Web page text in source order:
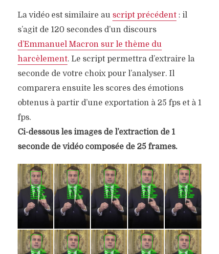
La vidéo est similaire au script précédent: il
s’agit de 120 secondes d’un discours
d’Emmanuel Macron sur le thème du
harcèlement. Le script permettra d’extraire la
seconde de votre choix pour l’analyser. Il
comparera ensuite les scores des émotions
obtenus à partir d’une exportation à 25 fps et à 1
fps.
Ci-dessous les images de l’extraction de 1
seconde de vidéo composée de 25 frames.